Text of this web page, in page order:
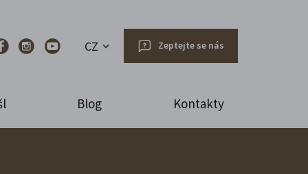
CZ Zeptejte se nás
Blog Kontakty